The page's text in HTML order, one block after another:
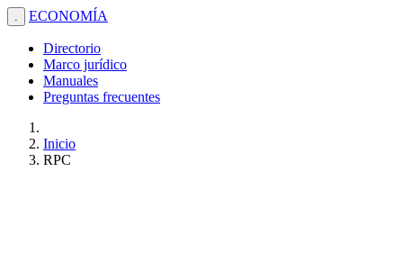
. ECONOMÍA
Directorio
Marco jurídico
Manuales
Preguntas frecuentes
Inicio
RPC